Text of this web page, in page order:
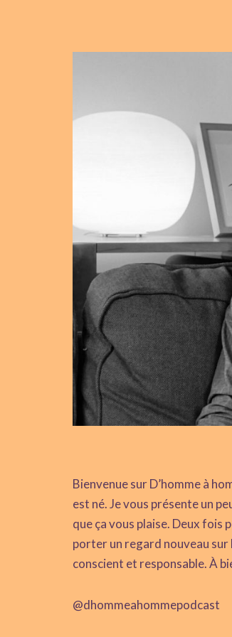
Bienvenue sur D’homme à
est né. Je vous présente un
que ça vous plaise. Deux fois
porter un regard nouveau sur
conscient et responsable. À
@dhommeahommepodcast